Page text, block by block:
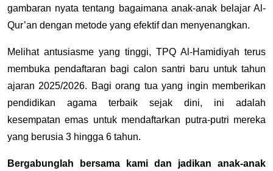
gambaran nyata tentang bagaimana anak-anak belajar Al-
Qur’an dengan metode yang efektif dan menyenangkan.
Melihat antusiasme yang tinggi, TPQ Al-Hamidiyah terus
membuka pendaftaran bagi calon santri baru untuk tahun
ajaran 2025/2026. Bagi orang tua yang ingin memberikan
pendidikan agama terbaik sejak dini, ini adalah
kesempatan emas untuk mendaftarkan putra-putri mereka
yang berusia 3 hingga 6 tahun.
Bergabunglah bersama kami dan jadikan anak-anak